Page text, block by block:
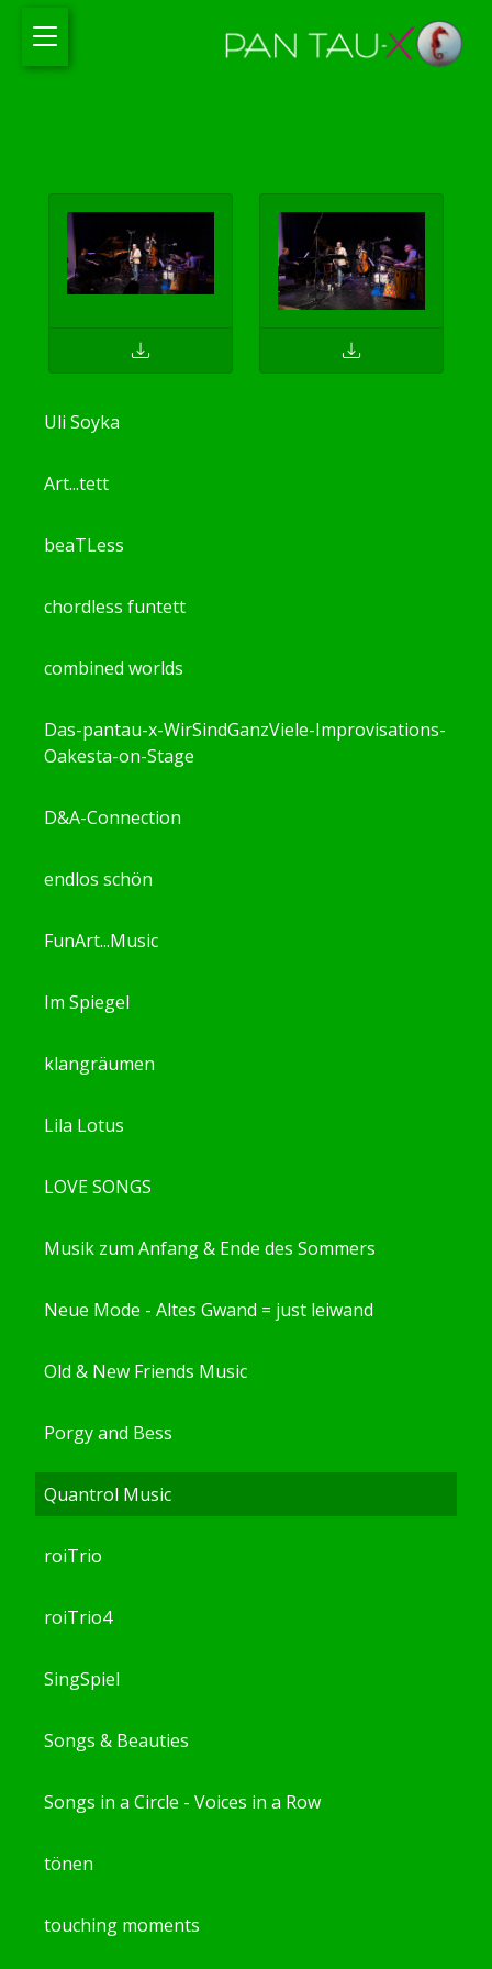
Uli Soyka
Art...tett
beaTLess
chordless funtett
combined worlds
Das-pantau-x-WirSindGanzViele-Improvisations-
Oakesta-on-Stage
D&A-Connection
endlos schön
FunArt...Music
Im Spiegel
klangräumen
Lila Lotus
LOVE SONGS
Musik zum Anfang & Ende des Sommers
Neue Mode - Altes Gwand = just leiwand
Old & New Friends Music
Porgy and Bess
Quantrol Music
roiTrio
roiTrio4
SingSpiel
Songs & Beauties
Songs in a Circle - Voices in a Row
tönen
touching moments